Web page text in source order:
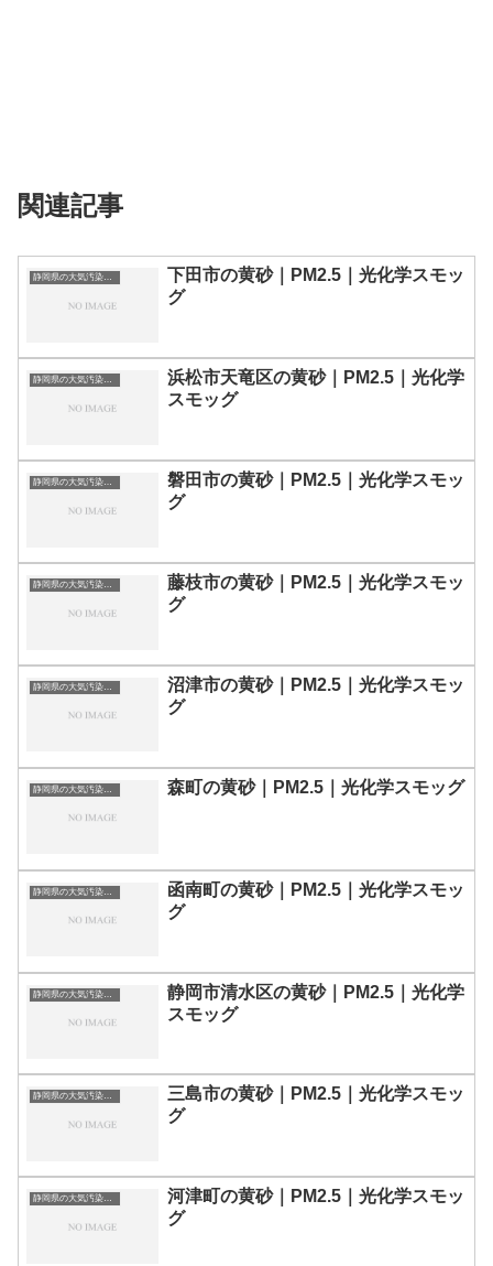
関連記事
静岡県の大気汚染・PM2.5・黄砂・エアロゾルの数値
下田市の黄砂｜PM2.5｜光化学スモッ
グ
静岡県の大気汚染・PM2.5・黄砂・エアロゾルの数値
浜松市天竜区の黄砂｜PM2.5｜光化学
スモッグ
静岡県の大気汚染・PM2.5・黄砂・エアロゾルの数値
磐田市の黄砂｜PM2.5｜光化学スモッ
グ
静岡県の大気汚染・PM2.5・黄砂・エアロゾルの数値
藤枝市の黄砂｜PM2.5｜光化学スモッ
グ
静岡県の大気汚染・PM2.5・黄砂・エアロゾルの数値
沼津市の黄砂｜PM2.5｜光化学スモッ
グ
静岡県の大気汚染・PM2.5・黄砂・エアロゾルの数値 森町の黄砂｜PM2.5｜光化学スモッグ
静岡県の大気汚染・PM2.5・黄砂・エアロゾルの数値
函南町の黄砂｜PM2.5｜光化学スモッ
グ
静岡県の大気汚染・PM2.5・黄砂・エアロゾルの数値
静岡市清水区の黄砂｜PM2.5｜光化学
スモッグ
静岡県の大気汚染・PM2.5・黄砂・エアロゾルの数値
三島市の黄砂｜PM2.5｜光化学スモッ
グ
静岡県の大気汚染・PM2.5・黄砂・エアロゾルの数値
河津町の黄砂｜PM2.5｜光化学スモッ
グ